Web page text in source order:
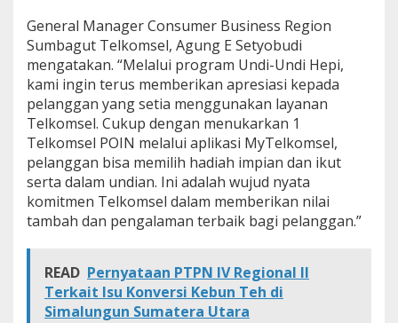
a
A
k
h
i
r
J
u
n
i
2
0
2
5
General Manager Consumer Business Region
Sumbagut Telkomsel, Agung E Setyobudi
mengatakan. “Melalui program Undi-Undi Hepi,
kami ingin terus memberikan apresiasi kepada
pelanggan yang setia menggunakan layanan
Telkomsel. Cukup dengan menukarkan 1
Telkomsel POIN melalui aplikasi MyTelkomsel,
pelanggan bisa memilih hadiah impian dan ikut
serta dalam undian. Ini adalah wujud nyata
komitmen Telkomsel dalam memberikan nilai
tambah dan pengalaman terbaik bagi pelanggan.”
READ Pernyataan PTPN IV Regional II
Terkait Isu Konversi Kebun Teh di
Simalungun Sumatera Utara